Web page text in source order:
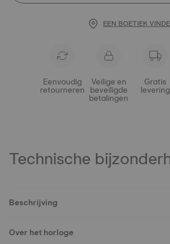
EEN BOETIEK
Eenvoudig
retourneren
Veilige en
beveiligde
betalingen
Gratis
levering
Technische
Beschrijving
Over het horloge